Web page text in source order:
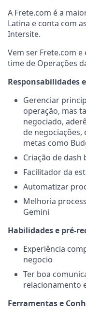
A Frete.com é a
Latina e conta com
Intersite.
Vem ser Frete.com
time de Operações
Responsabilidades
Gerenciar
operação, mas
negociado,
de negociações,
metas como
Criação de dash
Facilitador da
Automatizar
Melhoria
Gemini
Habilidades e pré-
Experiência
negocio
Ter boa
relacionamento
Ferramentas e